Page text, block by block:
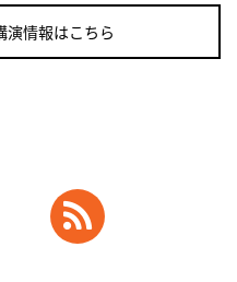
演情報はこちら